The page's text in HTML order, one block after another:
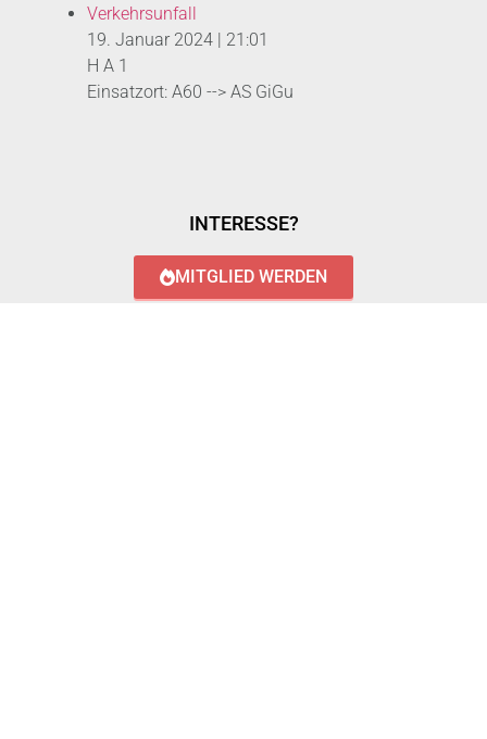
Verkehrsunfall
19. Januar 2024 | 21:01
H A 1
Einsatzort: A60 --> AS GiGu
INTERESSE?
MITGLIED WERDEN